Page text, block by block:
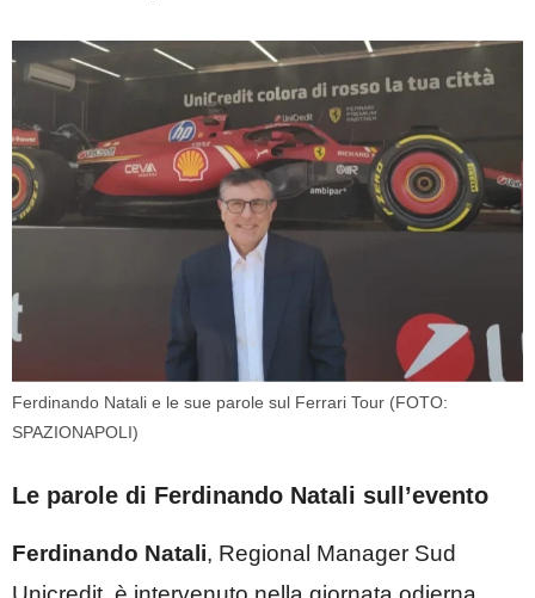
Ferdinando Natali e le sue parole sul Ferrari Tour (FOTO:
SPAZIONAPOLI)
Le parole di Ferdinando Natali sull’evento
Ferdinando Natali, Regional Manager Sud